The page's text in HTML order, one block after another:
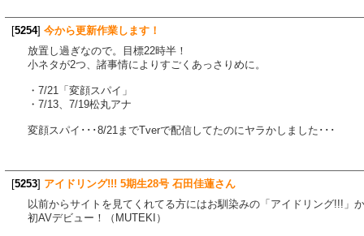
[5254] 今から更新作業します！
放置し過ぎなので。目標22時半！
小ネタが2つ、諸事情によりすごくあっさりめに。
・7/21「変顔スパイ」
・7/13、7/19松丸アナ
変顔スパイ･･･8/21までTverで配信してたのにヤラかしました･･･
[5253] アイドリング!!! 5期生28号 石田佳蓮さん
以前からサイトを見てくれてる方にはお馴染みの「アイドリング!!!」か
初AVデビュー！（MUTEKI）